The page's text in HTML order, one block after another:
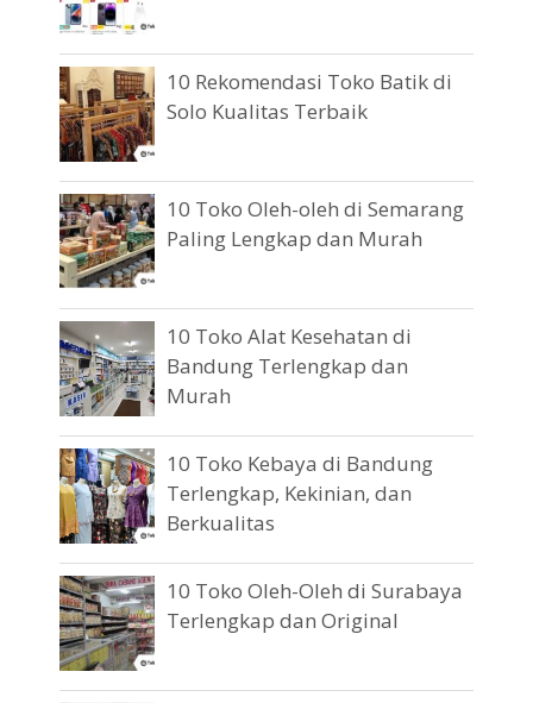
10 Rekomendasi Toko Batik di
Solo Kualitas Terbaik
10 Toko Oleh-oleh di Semarang
Paling Lengkap dan Murah
10 Toko Alat Kesehatan di
Bandung Terlengkap dan
Murah
10 Toko Kebaya di Bandung
Terlengkap, Kekinian, dan
Berkualitas
10 Toko Oleh-Oleh di Surabaya
Terlengkap dan Original